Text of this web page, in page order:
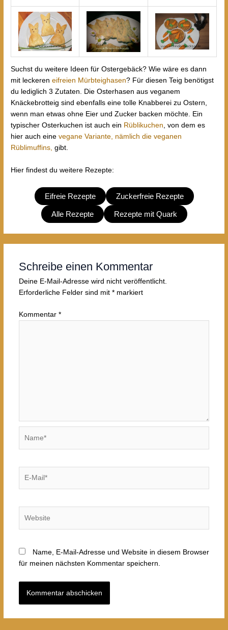
Suchst du weitere Ideen für Ostergebäck? Wie wäre es dann
mit leckeren eifreien Mürbteighasen? Für diesen Teig benötigst
du lediglich 3 Zutaten. Die Osterhasen aus veganem
Knäckebrotteig sind ebenfalls eine tolle Knabberei zu Ostern,
wenn man etwas ohne Eier und Zucker backen möchte. Ein
typischer Osterkuchen ist auch ein Rüblikuchen, von dem es
hier auch einevegane Variante, nämlich die veganen
Rüblimuffins, gibt.
Hier findest du weitere Rezepte:
Eifreie Rezepte Zuckerfreie Rezepte
Alle Rezepte Rezepte mit Quark
Schreibe einen Kommentar
Deine E-Mail-Adresse wird nicht veröffentlicht.
Erforderliche Felder sind mit *markiert
Kommentar *
Name, E-Mail-Adresse und Website in diesem Browser
für meinen nächsten Kommentar speichern.